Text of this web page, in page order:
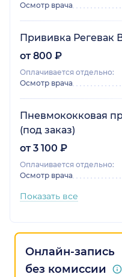
Осмотр врача
Прививка Регевак
от 800 ₽
Оплачивается отдельно:
Осмотр врача
Пневмококковая
(под заказ)
от 3 100 ₽
Оплачивается отдельно:
Осмотр врача
Показать все
Онлайн-запись
без комиссии